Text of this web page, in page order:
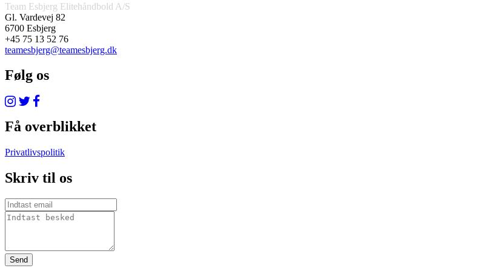
Team Esbjerg Elitehåndbold A/S
Gl. Vardevej 82
6700 Esbjerg
+45 75 13 52 76
teamesbjerg@teamesbjerg.dk
Følg os
Få overblikket
Privatlivspolitik
Skriv til os